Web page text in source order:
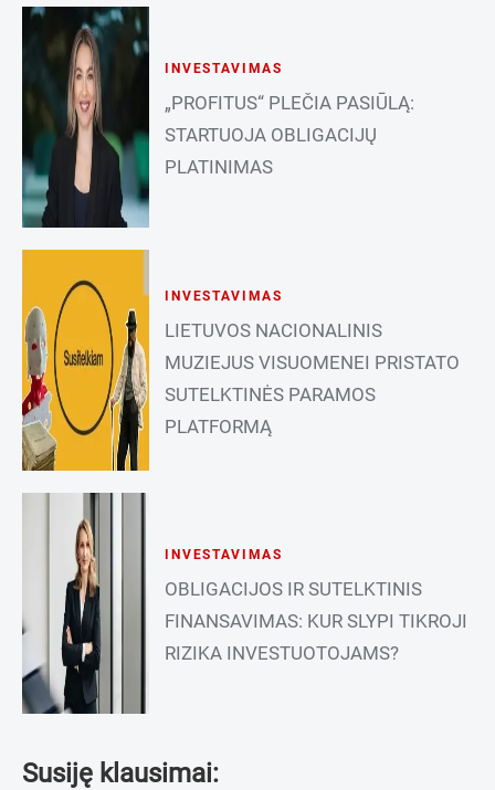
INVESTAVIMAS
„PROFITUS“ PLEČIA PASIŪLĄ:
STARTUOJA OBLIGACIJŲ
PLATINIMAS
INVESTAVIMAS
LIETUVOS NACIONALINIS
MUZIEJUS VISUOMENEI PRISTATO
SUTELKTINĖS PARAMOS
PLATFORMĄ
INVESTAVIMAS
OBLIGACIJOS IR SUTELKTINIS
FINANSAVIMAS: KUR SLYPI TIKROJI
RIZIKA INVESTUOTOJAMS?
Susiję klausimai: